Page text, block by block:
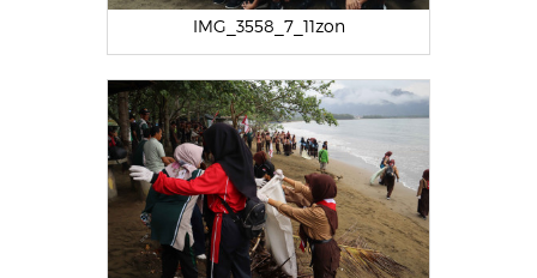
IMG_3558_7_11zon